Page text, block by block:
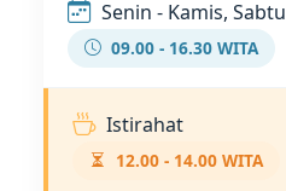
Senin - Kamis, Sabtu
09.00 - 16.30 WITA
Istirahat
12.00 - 14.00 WITA